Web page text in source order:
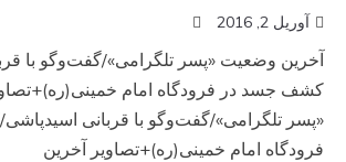
آوریل 2, 2016
آخرین وضعیت «پسر تلگرامی»/گفت‌وگو با
کشف جسد در فرودگاه امام
«پسر تلگرامی»/گفت‌وگو با قربانی
فرودگاه امام خمینی(ره)+تصاویر آخرین